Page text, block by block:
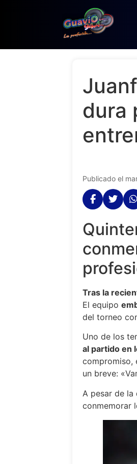
dura
Publicado el
Tras la
El equipo
del torneo
Uno de los
al partido en
compromiso,
un breve:
A pesar de la
conmemorar